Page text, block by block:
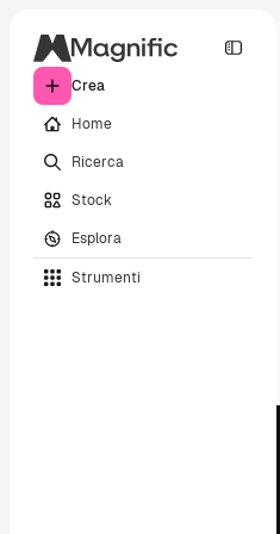
Crea
Home
Ricerca
Stock
Esplora
Strumenti